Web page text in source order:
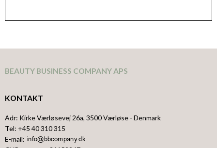
BEAUTY BUSINESS COMPANY APS
KONTAKT
Adr: Kirke Værløsevej 26a, 3500Værløse - Denmark
Tel: +45 40 310 315
E-mail: